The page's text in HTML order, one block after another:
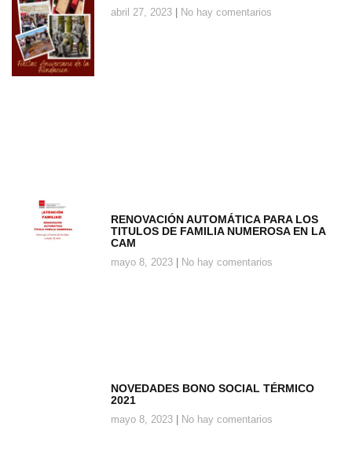
abril 27, 2023 No hay comentarios
RENOVACIÓN AUTOMÁTICA PARA LOS
TITULOS DE FAMILIA NUMEROSA EN LA
CAM
mayo 8, 2023 No hay comentarios
NOVEDADES BONO SOCIAL TÉRMICO
2021
mayo 8, 2023 No hay comentarios